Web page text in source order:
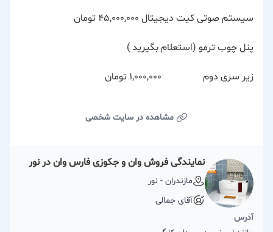
سیستم صوتی کیت دیجیتال ۴۵,۰۰۰,۰۰۰ تومان
پنل چوب ترمو (استعلام بگیرید )
زیر سری دوم ۱,۰۰۰,۰۰۰ تومان
مشاهده در سایت شخصی
نمایندگی فروش وان و جکوزی فارس وان در نور
مازندران - نور
آقای جمالی
آدرس